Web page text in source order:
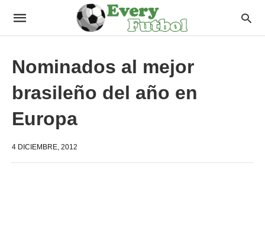
Nominados al mejor
brasileño del año en
Europa
4 DICIEMBRE, 2012